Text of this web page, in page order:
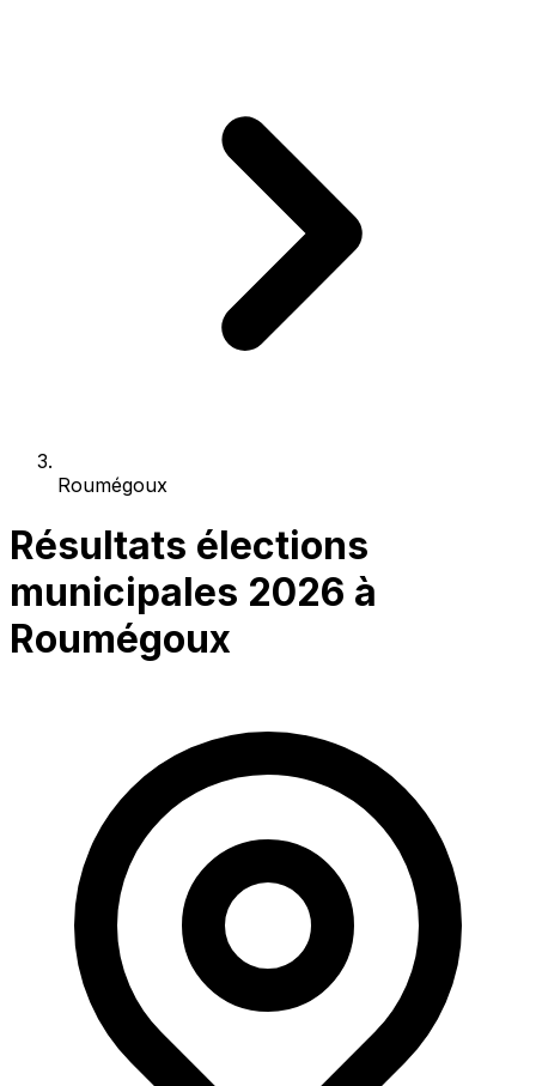
Roumégoux
Résultats élections
municipales 2026 à
Roumégoux